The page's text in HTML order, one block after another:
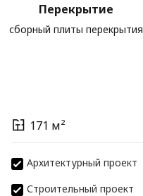
Перекрытие
сборный плиты перекрытия
171 м²
Архитектурный проект
Строительный проект